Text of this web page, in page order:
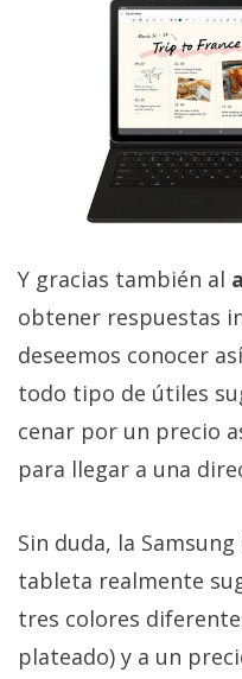
Y gracias también al
obtener respuestas
deseemos conocer
todo tipo de útiles
cenar por un precio
para llegar a una
Sin duda, la
tableta realmente
tres colores
plateado) y a un